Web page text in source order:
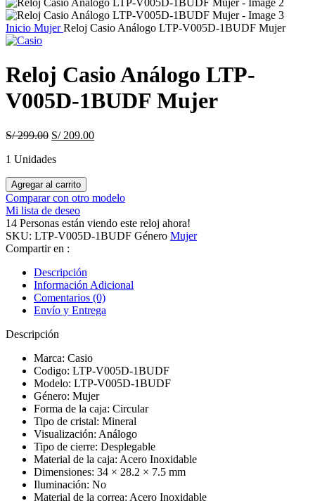
Inicio MujerReloj Casio Análogo LTP-V005D-1BUDF Mujer
Reloj Casio Análogo LTP-
V005D-1BUDF Mujer
S/299.00 Original
was:
S/209.00Current
1 Unidades
Reloj
Casio
Análogo
LTP-
V005D-
1BUDF
Mujer
quantity
Agregar al carrito
Comparar con otro modelo
Mi lista de deseo
14 Personas están viendo este reloj ahora!
SKU: LTP-V005D-1BUDF Género Mujer
Compartir en :
Descripción
Información Adicional
Comentarios (0)
Envío y Entrega
Descripción
Marca: Casio
Codigo: LTP-V005D-1BUDF
Modelo: LTP-V005D-1BUDF
Género: Mujer
Forma de la caja: Circular
Tipo de cristal: Mineral
Visualización: Análogo
Tipo de cierre: Desplegable
Material de la caja: Acero Inoxidable
Dimensiones: 34 × 28.2 × 7.5 mm
Iluminación: No
Material de la correa: Acero Inoxidable